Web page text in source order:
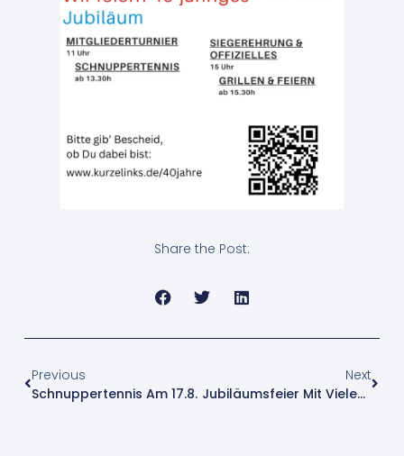
Share the Post:
Previous
Schnuppertennis Am 17.8.
Next
Jubiläumsfeier Mit Vielen Neuen Gesichtern